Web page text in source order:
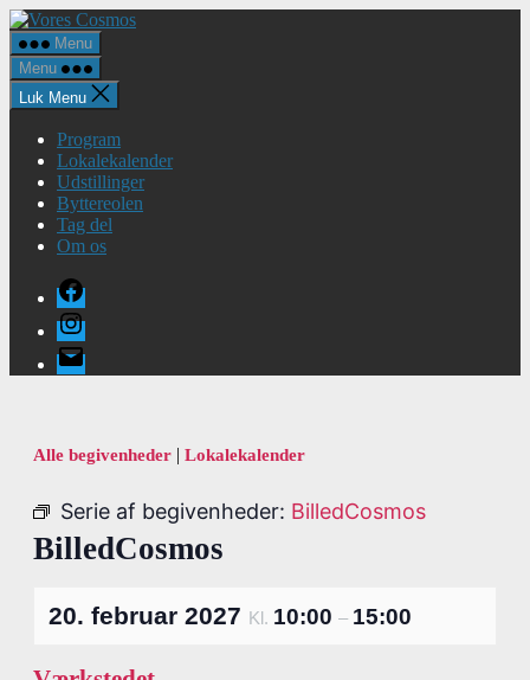
Spring
til
indholdet
Vores
Menu
Menu
Luk Menu
Program
Lokalekalender
Udstillinger
Byttereolen
Tag del
Om os
Facebook
Instagram
E-
mail
Alle begivenheder | Lokalekalender
Serie af begivenheder: BilledCosmos
BilledCosmos
20. februar 2027 Kl. 10:00 – 15:00